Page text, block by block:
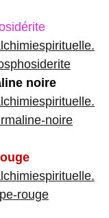
noire
noire
rouge